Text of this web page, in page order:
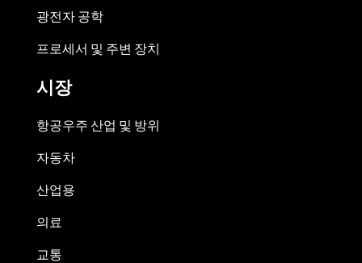
광전자 공학
프로세서 및 주변 장치
시장
항공우주 산업 및 방위
자동차
산업용
의료
교통